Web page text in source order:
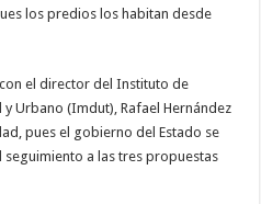
los predios los habitan desde
el director del Instituto de
Urbano (Imdut), Rafael Hernández
pues el gobierno del Estado se
a las tres propuestas